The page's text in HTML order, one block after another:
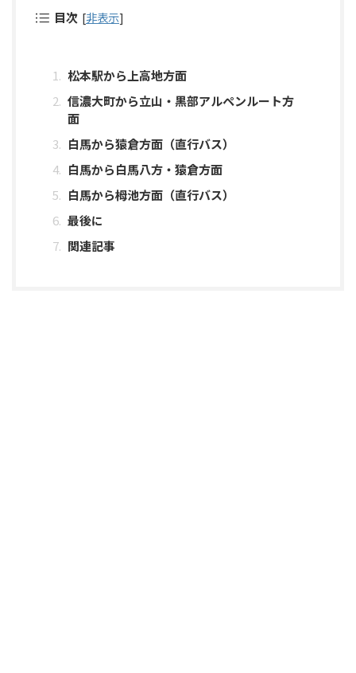
目次 [非表示]
松本駅から上高地方面
信濃大町から立山・黒部アルペンルート方
面
白馬から猿倉方面（直行バス）
白馬から白馬八方・猿倉方面
白馬から栂池方面（直行バス）
最後に
関連記事